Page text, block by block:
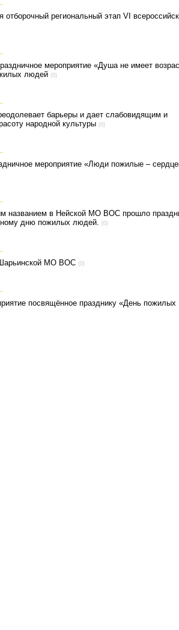
региональный этап VI
мероприятие «Душа не имеет
людей (0)
барьеры и дает слабовидящим и
народной культуры (0)
мероприятие «Люди пожилые –
названием в Нейской МО ВОС прошло
дню пожилых людей. (0)
МО ВОС (0)
посвящённое празднику «День пожилых